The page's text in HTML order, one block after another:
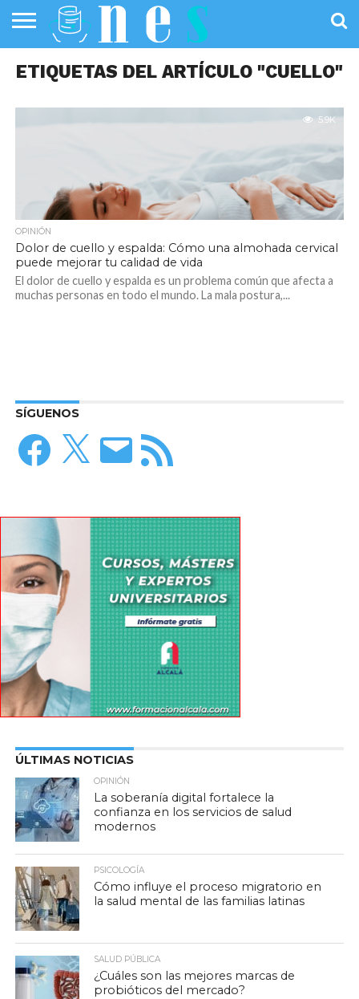
PÚBLICA
SANIDAD
INVESTIGACIÓN
ENTREVISTAS
PROFESIONALES
DE LA SALUD
INFOGRAFÍAS
DE SALUD
OPINIÓN
ETIQUETAS DEL ARTÍCULO "CUELLO"
5.9K
OPINIÓN
Dolor de cuello y espalda: Cómo una almohada cervical
puede mejorar tu calidad de vida
El dolor de cuello y espalda es un problema común que afecta a
muchas personas en todo el mundo. La mala postura,...
SÍGUENOS
Facebook
X
Correo
electrónico
Feed
RSS
ÚLTIMAS NOTICIAS
OPINIÓN
La soberanía digital fortalece la
confianza en los servicios de salud
modernos
PSICOLOGÍA
Cómo influye el proceso migratorio en
la salud mental de las familias latinas
SALUD PÚBLICA
¿Cuáles son las mejores marcas de
probióticos del mercado?